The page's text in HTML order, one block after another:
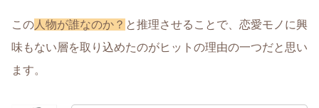
この 人物が誰なのか？ と推理させることで、恋愛モノに興
味もない層を取り込めたのがヒットの理由の一つだと思い
ます。